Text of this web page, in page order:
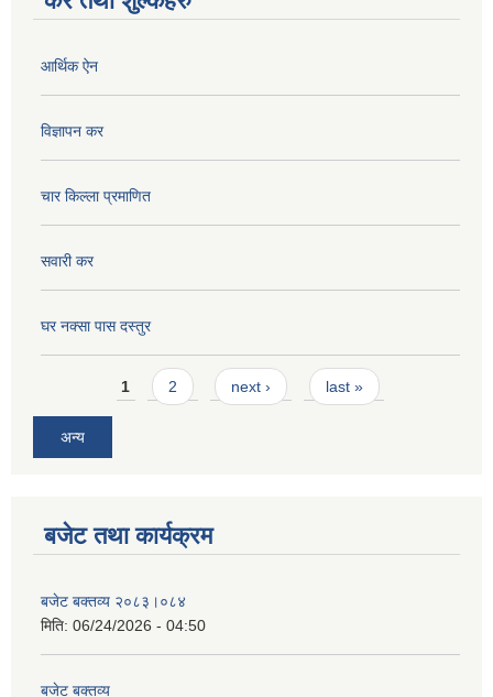
आर्थिक ऐन
विज्ञापन कर
चार किल्ला प्रमाणित
सवारी कर
घर नक्सा पास दस्तुर
Pages1 2 next › last »
अन्य
बजेट तथा कार्यक्रम
बजेट बक्तव्य २०८३।०८४
मिति: 06/24/2026 - 04:50
बजेट बक्तव्य